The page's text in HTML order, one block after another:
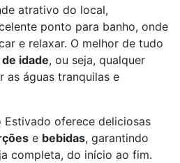
atrativo do local,
ponto para banho, onde
e relaxar. O melhor de tudo
idade, ou seja, qualquer
as águas tranquilas e
Estivado oferece deliciosas
e bebidas, garantindo
completa, do início ao fim.